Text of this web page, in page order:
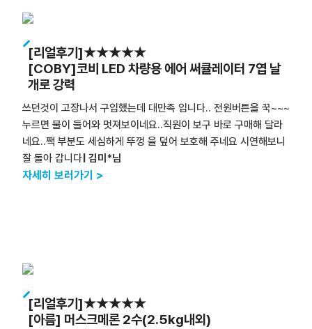
[리얼후기]★★★★★
[COBY]코비 LED 차량용 에어 써큘레이터 7엽 날
개로 강력
쓰던것이 고장나서 구입했는데 대만족 입니다.. 전원버튼을 꾹~~~
누르면 불이 들어와 멋져보이네요..직원이 보구 바로 구매해 달라
네요..짹 부분도 세심하게 뚜껑 을 덮어 보호해 주네요 시연해보니
잘 돌아 갑니다 | 김미*님
자세히 보러가기 >
[리얼후기]★★★★★
[아름] 머스크메론 2수(2.5kg내외)